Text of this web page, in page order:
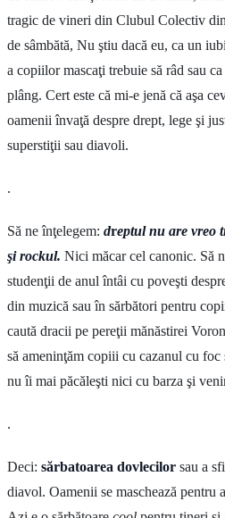
tragic de vineri din Clubul Colectiv
de sâmbătă, Nu ştiu dacă eu, ca un
a copiilor mascaţi trebuie să râd sau
plâng. Cert este că mi-e jenă că aşa
oamenii învaţă despre drept, lege şi
superstiţii sau diavoli.
.
Să ne înţelegem: dreptul nu are vreo
şi rockul. Nici măcar cel canonic. Să
studenţii de anul întâi cu poveşti
din muzică sau în sărbători pentru
caută dracii pe pereţii mănăstirei
să ameninţăm copiii cu cazanul cu foc
nu îi mai păcăleşti nici cu barza şi
.
Deci: sărbatoarea dovlecilor sau a
diavol. Oamenii se maschează pentru